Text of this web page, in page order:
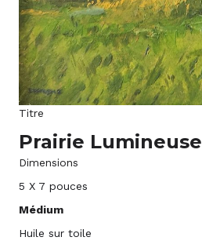
Titre
Prairie Lumineuse
Dimensions
5 X 7 pouces
Médium
Huile sur toile